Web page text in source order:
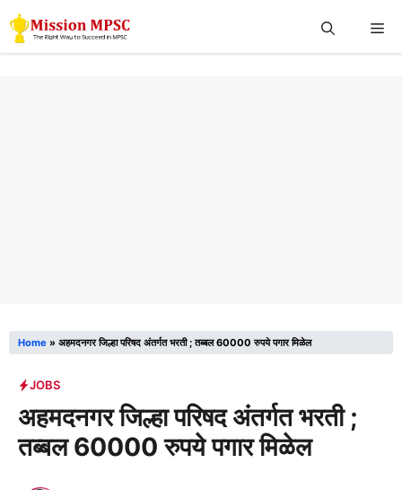
Skip
to
Home » अहमदनगर जिल्हा परिषद अंतर्गत भरती ; तब्बल 60000 रुपये पगार मिळेल
JOBS
अहमदनगर जिल्हा परिषद अंतर्गत भरती ;
तब्बल 60000 रुपये पगार मिळेल